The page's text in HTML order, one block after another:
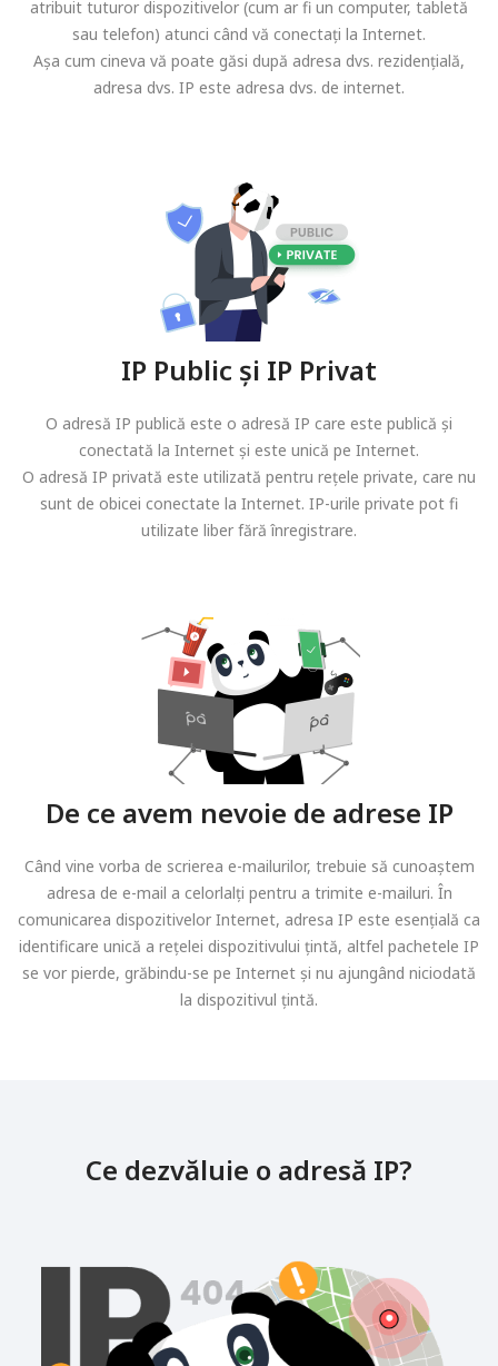
atribuit tuturor dispozitivelor (cum ar fi un computer, tabletă
sau telefon) atunci când vă conectați la Internet.
Așa cum cineva vă poate găsi după adresa dvs. rezidențială,
adresa dvs. IP este adresa dvs. de internet.
IP Public și IP Privat
O adresă IP publică este o adresă IP care este publică și
conectată la Internet și este unică pe Internet.
O adresă IP privată este utilizată pentru rețele private, care nu
sunt de obicei conectate la Internet. IP-urile private pot fi
utilizate liber fără înregistrare.
De ce avem nevoie de adrese IP
Când vine vorba de scrierea e-mailurilor, trebuie să cunoaștem
adresa de e-mail a celorlalți pentru a trimite e-mailuri. În
comunicarea dispozitivelor Internet, adresa IP este esențială ca
identificare unică a rețelei dispozitivului țintă, altfel pachetele IP
se vor pierde, grăbindu-se pe Internet și nu ajungând niciodată
la dispozitivul țintă.
Ce dezvăluie o adresă IP?